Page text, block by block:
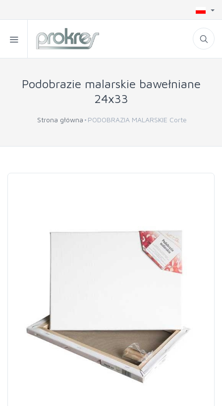
Podobrazie malarskie bawełniane
24x33
Strona główna PODOBRAZIA MALARSKIE Corte